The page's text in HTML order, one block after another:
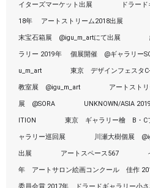
イターズマーケット出展 　　　　ドラー
18年　 アートストリーム2018出展 　　　
末宝石箱展　@igu_m_artにて出展 　　　
ラリー 2019年　 個展開催　@ギャラリー
u_m_art 　　　　東京　デザインフェスタ
教室展　@igu_m_art 　　　　アートスト
展　@SORA 　　　　UNKNOWN/ASIA
ITION 　　　　東京　ギャラリー檜　B・
ャラリー巡回展 　　　　川瀬大樹個展　
出展 　　　　アートスペース567 　　　
年　アートサロン絵画コンクール　佳作